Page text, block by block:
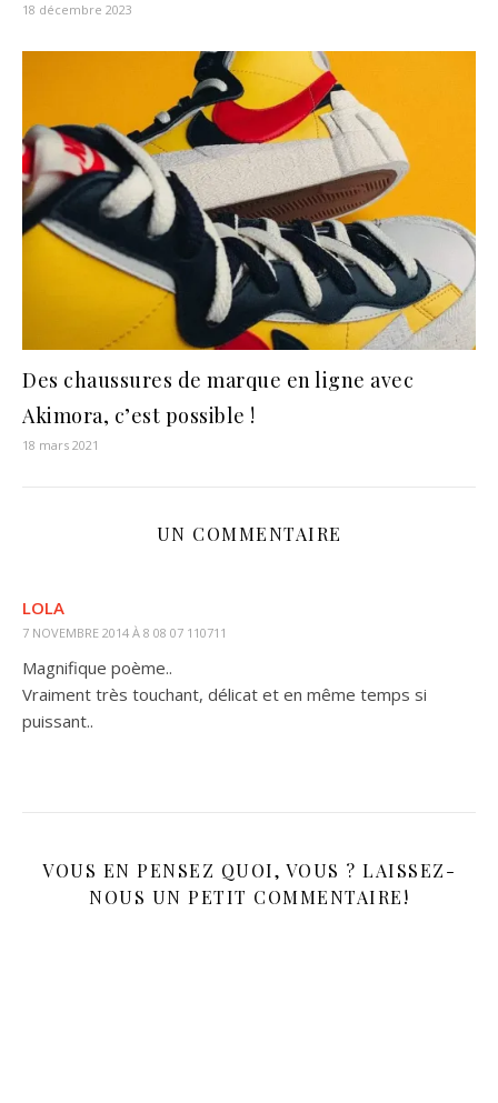
18 décembre 2023
Des chaussures de marque en ligne avec
Akimora, c’est possible !
18 mars 2021
UN COMMENTAIRE
LOLA
7 NOVEMBRE 2014 À 8 08 07 110711
Magnifique poème..
Vraiment très touchant, délicat et en même temps si
puissant..
VOUS EN PENSEZ QUOI, VOUS ? LAISSEZ-
NOUS UN PETIT COMMENTAIRE!